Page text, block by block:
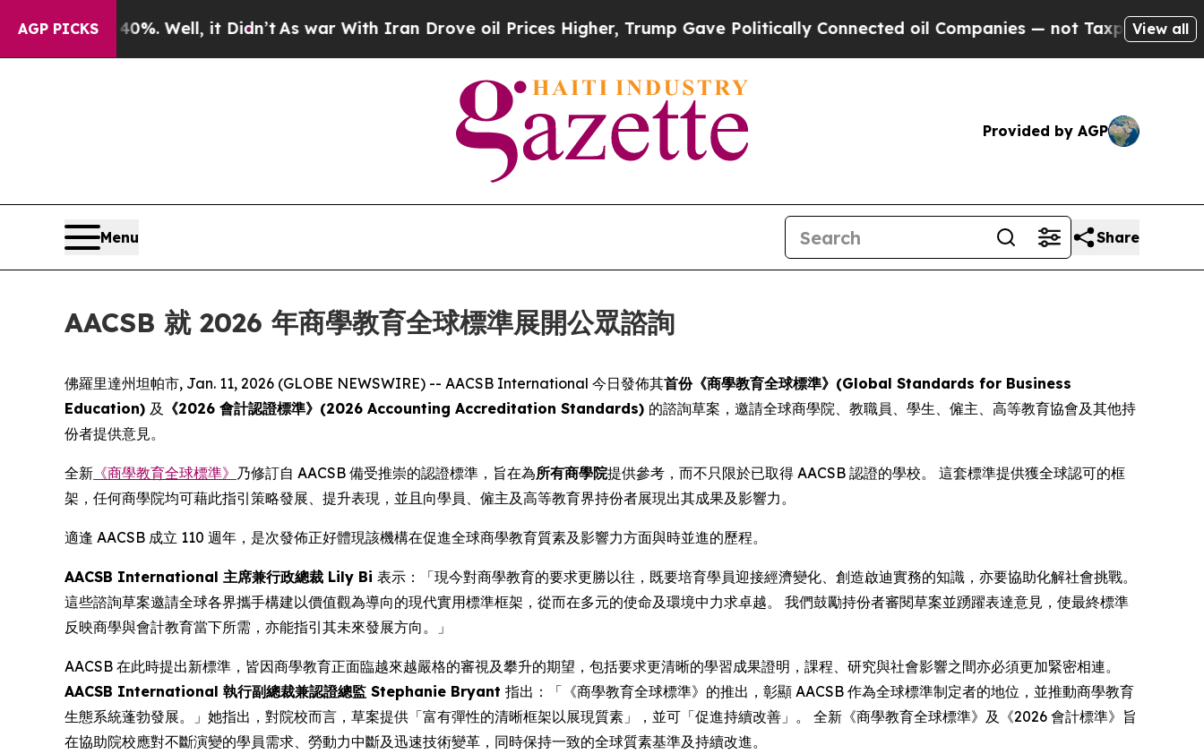
AGP PICKS40%. Well, it Didn’t As war With Iran Drove oil Prices Higher, Trump Gave Politically Connected oil Companies — not Taxpayers — the
View all
Provided by AGP
Menu Share
AACSB 就 2026 年商學教育全球標準展開公眾諮詢
佛羅里達州坦帕市, Jan. 11, 2026 (GLOBE NEWSWIRE) -- AACSB International 今日發佈其首份《商學教育全球標準》(Global Standards for Business
Education) 及 《2026 會計認證標準》(2026 Accounting Accreditation Standards) 的諮詢草案，邀請全球商學院、教職員、學生、僱主、高等教育協會及其他持
份者提供意見。
全新 《商學教育全球標準》 乃修訂自 AACSB 備受推崇的認證標準，旨在為所有商學院提供參考，而不只限於已取得 AACSB 認證的學校。 這套標準提供獲全球認可的框
架，任何商學院均可藉此指引策略發展、提升表現，並且向學員、僱主及高等教育界持份者展現出其成果及影響力。
適逢 AACSB 成立 110 週年，是次發佈正好體現該機構在促進全球商學教育質素及影響力方面與時並進的歷程。
AACSB International 主席兼行政總裁 Lily Bi 表示：「現今對商學教育的要求更勝以往，既要培育學員迎接經濟變化、創造啟迪實務的知識，亦要協助化解社會挑戰。
這些諮詢草案邀請全球各界攜手構建以價值觀為導向的現代實用標準框架，從而在多元的使命及環境中力求卓越。 我們鼓勵持份者審閱草案並踴躍表達意見，使最終標準
反映商學與會計教育當下所需，亦能指引其未來發展方向。」
AACSB 在此時提出新標準，皆因商學教育正面臨越來越嚴格的審視及攀升的期望，包括要求更清晰的學習成果證明，課程、研究與社會影響之間亦必須更加緊密相連。
AACSB International 執行副總裁兼認證總監 Stephanie Bryant 指出：「《商學教育全球標準》的推出，彰顯 AACSB 作為全球標準制定者的地位，並推動商學教育
生態系統蓬勃發展。」她指出，對院校而言，草案提供「富有彈性的清晰框架以展現質素」，並可「促進持續改善」。 全新《商學教育全球標準》及《2026 會計標準》旨
在協助院校應對不斷演變的學員需求、勞動力中斷及迅速技術變革，同時保持一致的全球質素基準及持續改進。